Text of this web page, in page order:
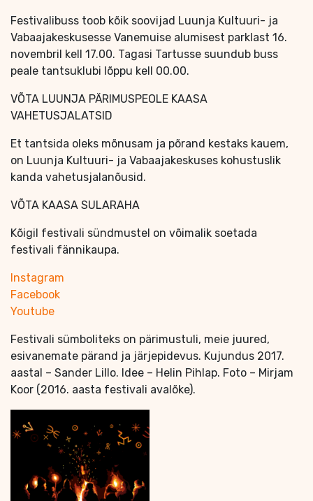
Festivalibuss toob kõik soovijad Luunja Kultuuri- ja
Vabaajakeskusesse Vanemuise alumisest parklast 16.
novembril kell 17.00. Tagasi Tartusse suundub buss
peale tantsuklubi lõppu kell 00.00.
VÕTA LUUNJA PÄRIMUSPEOLE KAASA
VAHETUSJALATSID
Et tantsida oleks mõnusam ja põrand kestaks kauem,
on Luunja Kultuuri- ja Vabaajakeskuses kohustuslik
kanda vahetusjalanõusid.
VÕTA KAASA SULARAHA
Kõigil festivali sündmustel on võimalik soetada
festivali fännikaupa.
Instagram
Facebook
Youtube
Festivali sümboliteks on pärimustuli, meie juured,
esivanemate pärand ja järjepidevus. Kujundus 2017.
aastal – Sander Lillo. Idee – Helin Pihlap. Foto – Mirjam
Koor (2016. aasta festivali avalõke).